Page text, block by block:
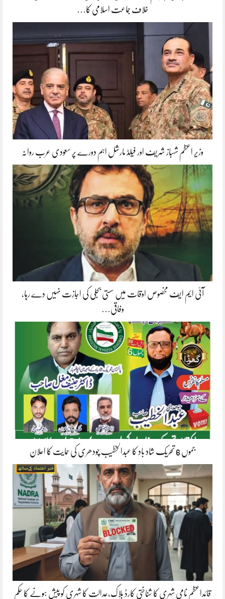
خلاف جماعت اسلامی کا…
وزیر اعظم شہباز شریف اور فیلڈ مارشل اہم دورے پر سعودی عرب روانہ
آئی ایم ایف مخصوص اوقات میں سستی بجلی کی اجازت نہیں دے رہا،
وفاقی…
جموں 6 تحریک شاد باد کا عبدالخطیب چودھری کی حمایت کا اعلان
قائداعظم نامی شہری کا شناختی کارڈ بلاک،عدالت کا شہری کو پیش ہونے کا حکم